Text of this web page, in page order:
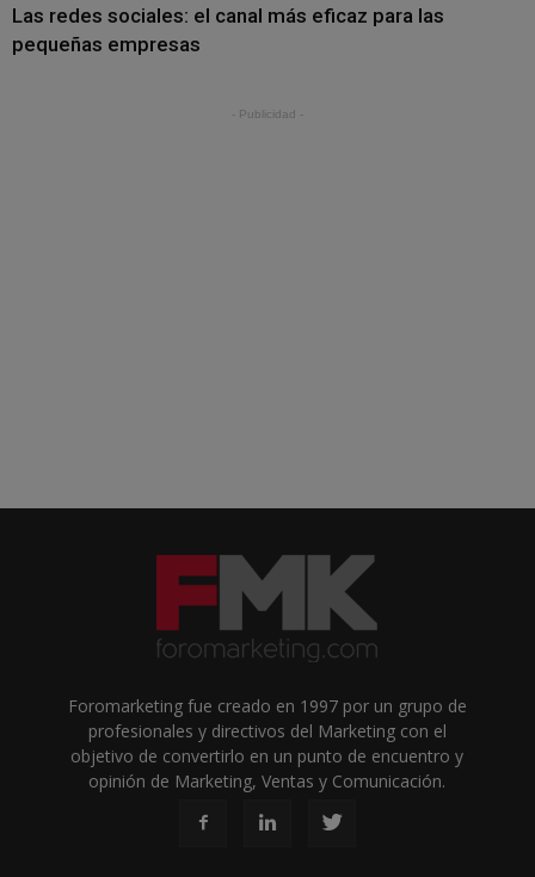
Las redes sociales: el canal más eficaz para las
pequeñas empresas
- Publicidad -
Foromarketing fue creado en 1997 por un grupo de
profesionales y directivos del Marketing con el
objetivo de convertirlo en un punto de encuentro y
opinión de Marketing, Ventas y Comunicación.